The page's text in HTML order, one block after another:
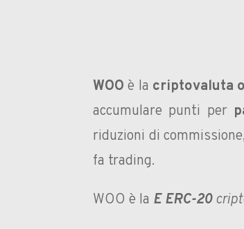
WOO è la criptovaluta
accumulare punti per
riduzioni di commissione,
fa trading.
WOO è la E ERC-20